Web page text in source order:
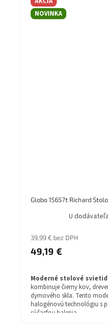
NOVINKA
Globo 15657t Richard
U
39,99 € bez DPH
49,19 €
Moderné stolové
kombinuje čierny kov,
dymového skla. Tento
halogénovú technológiu s
súčasťou balenia.